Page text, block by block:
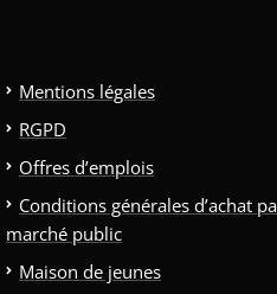
Mentions légales
RGPD
Offres d’emplois
Conditions générales d’achat
marché public
Maison de jeunes